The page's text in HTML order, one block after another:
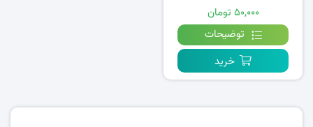
۵۰,۰۰۰ تومان
توضیحات
خرید